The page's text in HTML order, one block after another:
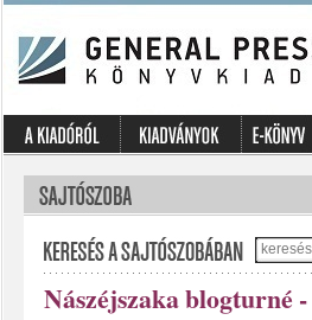
Nászéjszaka blogturné